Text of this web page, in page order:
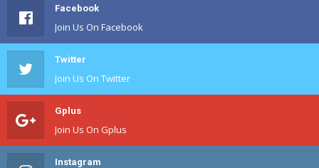
Facebook
Join Us On Facebook
Twitter
Join Us On Twitter
Gplus
Join Us On Gplus
Instagram